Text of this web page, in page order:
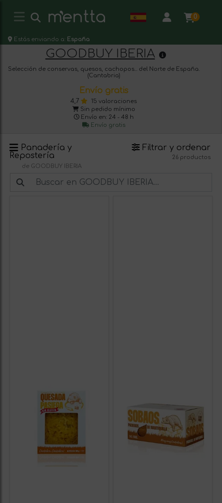
0
Estás enviando a: España
GOODBUY IBERIA
Selección de conservas, quesos, cachopos... del Norte de España.
(Cantabria)
Envío gratis
4,7
15 valoraciones
Sin pedido mínimo
Envío en: 24 - 48 h
Envío gratis
Repostería
de GOODBUY IBERIA
Filtrar y ordenar
26 productos